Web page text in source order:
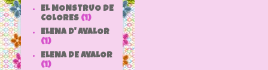
EL MONSTRUO DE
COLORES (1)
ELENA D' AVALOR
(1)
ELENA DE AVALOR
(1)